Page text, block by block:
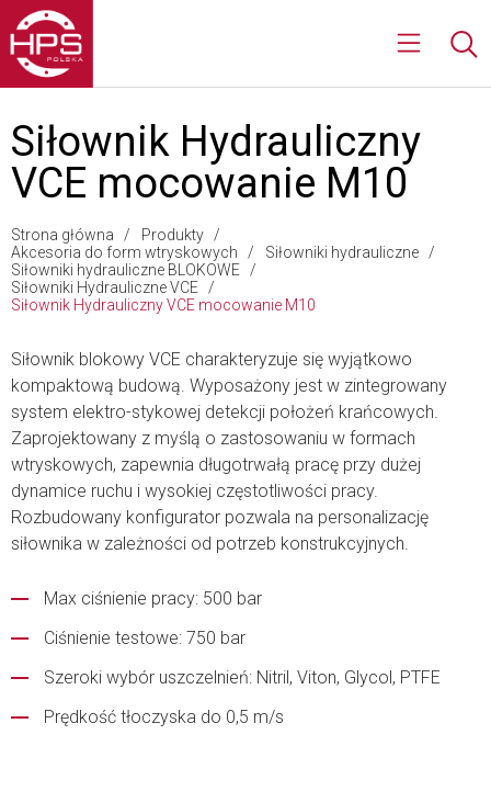
Siłownik Hydrauliczny
VCE mocowanie M10
Strona główna
Produkty
Akcesoria do form wtryskowych
Siłowniki hydrauliczne
Siłowniki hydrauliczne BLOKOWE
Siłowniki Hydrauliczne VCE
Siłownik Hydrauliczny VCE mocowanie M10
Siłownik blokowy VCE charakteryzuje się wyjątkowo
kompaktową budową. Wyposażony jest w zintegrowany
system elektro-stykowej detekcji położeń krańcowych.
Zaprojektowany z myślą o zastosowaniu w formach
wtryskowych, zapewnia długotrwałą pracę przy dużej
dynamice ruchu i wysokiej częstotliwości pracy.
Rozbudowany konfigurator pozwala na personalizację
siłownika w zależności od potrzeb konstrukcyjnych.
Max ciśnienie pracy: 500 bar
Ciśnienie testowe: 750 bar
Szeroki wybór uszczelnień: Nitril, Viton, Glycol, PTFE
Prędkość tłoczyska do 0,5 m/s